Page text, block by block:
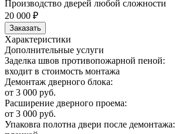
Производство дверей любой сложности
20 000 ₽
Заказать
Характеристики
Дополнительные услуги
Заделка швов противопожарной пеной:
входит в стоимость монтажа
Демонтаж дверного блока:
от 3 000 руб.
Расширение дверного проема:
от 3 000 руб.
Упаковrа полотна двери после демонтажа: